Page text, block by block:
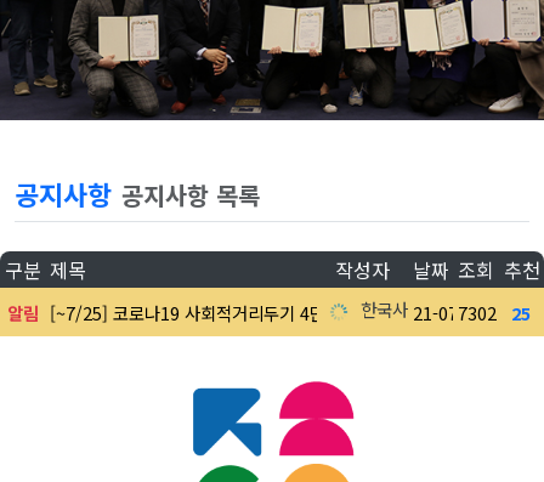
공지사항 공지사항 목록
구분 제목 작성자 날짜 조회 추천
알림 [~7/25] 코로나19 사회적거리두기 4단계 격상에 KSCV 활동 안내 0
한국사회공헌협회
21-07-09
7302 25